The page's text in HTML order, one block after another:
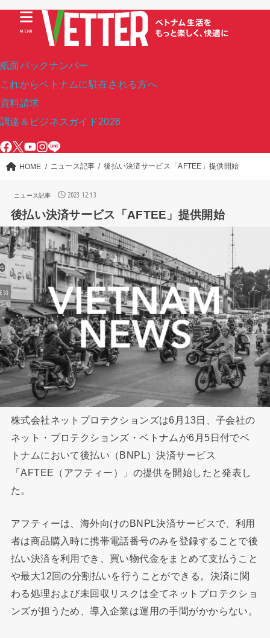
紙面バックナンバー
これからベトナムに駐在される方へ
資料請求
調達＆ビジネスガイド2026
MENU
HOME ニュース記事 後払い決済サービス「AFTEE」提供開始
ニュース記事 2023.12.13
後払い決済サービス「AFTEE」提供開始
株式会社ネットプロテクションズは6月13日、子会社の
ネット・プロテクションズ・ベトナムが6月5日付でベ
トナムにおいて後払い（BNPL）決済サービス
「AFTEE（アフティー）」の提供を開始したと発表し
た。
アフティーは、海外向けのBNPL決済サービスで、利用
者は商品購入時に携帯電話番号のみを登録することで後
払い決済を利用でき、買い物代金をまとめて支払うこと
や最大12回の分割払いを行うことができる。決済に関
わる処理および未回収リスクは全てネットプロテクショ
ンズが担うため、導入企業は運用の手間がかからない。